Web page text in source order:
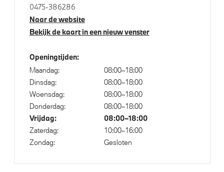
M Hoogglans Shadow Line met uitgebreide omvang
4-zone airconditioning met automatische regeling
Stoelventilatie voor beide voorstoelen
Elektrische voorzieningen
Bekerhouders met temperatuur functie
Bandenspanningsweergavesysteem
0475-386286
Naar de website
Bekijk de kaart in een nieuw venster
Openingtijden:
Maandag:
08:00–18:00
Dinsdag:
08:00–18:00
Woensdag:
08:00–18:00
Donderdag:
08:00–18:00
Vrijdag: 08:00–18:00
Zaterdag:
10:00–16:00
Zondag:
Gesloten